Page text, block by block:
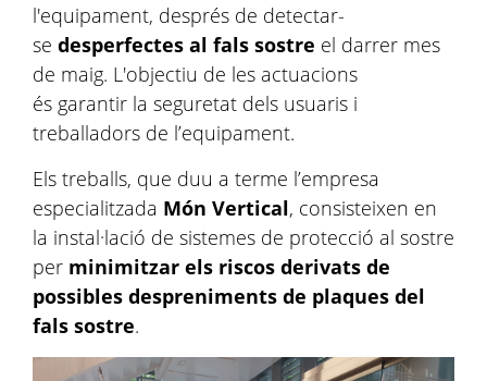
l'equipament, després de detectar-
se desperfectes al fals sostre el darrer mes
de maig. L'objectiu de les actuacions
és garantir la seguretat dels usuaris i
treballadors de l’equipament.
Els treballs, que duu a terme l’empresa
especialitzada Món Vertical, consisteixen en
la instal·lació de sistemes de protecció al sostre
per minimitzar els riscos derivats de
possibles despreniments de plaques del
fals sostre.